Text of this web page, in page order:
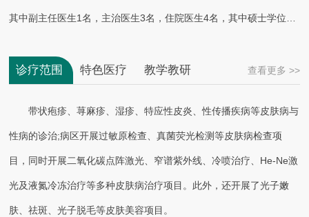
其中副主任医生1名，主治医生3名，住院医生4名，其中硕士学位3
诊疗范围 特色医疗 教学教研 查看更多 >>
带状疱疹、荨麻疹、湿疹、特应性皮炎、性传播疾病等皮肤病与
性病的诊治;病区开展过敏原检查、真菌荧光检测等皮肤病检查项
目，同时开展二氧化碳点阵激光、窄谱紫外线、冷喷治疗、He-Ne激
光及液氮冷冻治疗等多种皮肤病治疗项目。此外，还开展了光子嫩
肤、祛斑、光子脱毛等皮肤美容项目。